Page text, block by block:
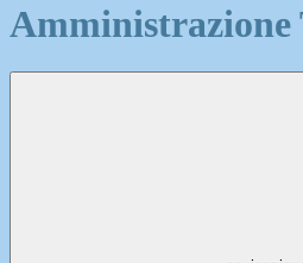
Amministrazione